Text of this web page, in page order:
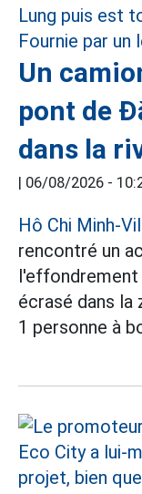
Un
pont de
dans la
| 06/08/2026 -
Hô Chi Minh-
rencontré un
l'effondrement
écrasé dans la
1 personne à